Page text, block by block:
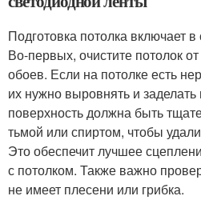
Подготовка потолка включает
Во-первых, очистите потолок
обоев. Если на потолке есть
их нужно выровнять и
поверхность должна быть
тьмой или спиртом, чтобы
Это обеспечит лучшее
с потолком. Также важно
не имеет плесени или грибка.